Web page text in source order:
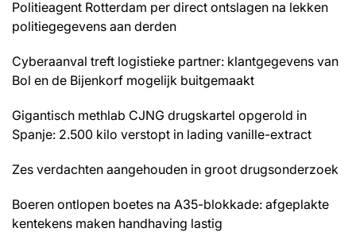
Politieagent Rotterdam per direct ontslagen na lekken
politiegegevens aan derden
Cyberaanval treft logistieke partner: klantgegevens van
Bol en de Bijenkorf mogelijk buitgemaakt
Gigantisch methlab CJNG drugskartel opgerold in
Spanje: 2.500 kilo verstopt in lading vanille-extract
Zes verdachten aangehouden in groot drugsonderzoek
Boeren ontlopen boetes na A35-blokkade: afgeplakte
kentekens maken handhaving lastig